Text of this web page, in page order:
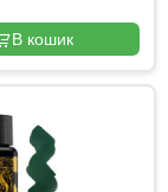
В кошик